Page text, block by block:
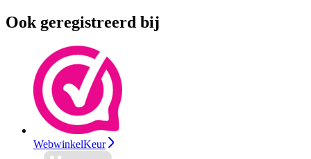
Ook geregistreerd bij
WebwinkelKeur